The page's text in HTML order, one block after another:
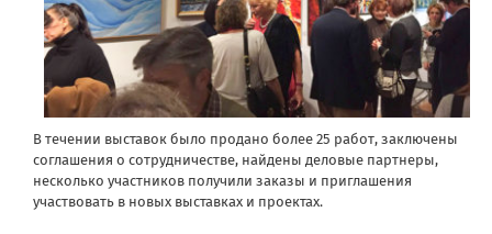
В течении выставок было продано более 25 работ, заключены
соглашения о сотрудничестве, найдены деловые партнеры,
несколько участников получили заказы и приглашения
участвовать в новых выставках и проектах.